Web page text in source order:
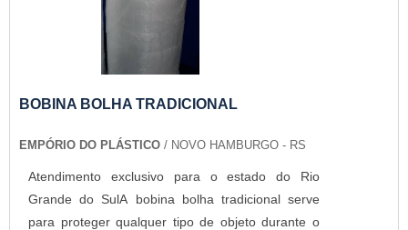
BOBINA BOLHA TRADICIONAL
EMPÓRIO DO PLÁSTICO / NOVO HAMBURGO - RS
Atendimento exclusivo para o estado do Rio
Grande do SulA bobina bolha tradicional serve
para proteger qualquer tipo de objeto durante o